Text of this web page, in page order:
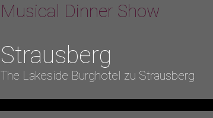
Musical Dinner Show
Strausberg
The Lakeside Burghotel zu Strausberg